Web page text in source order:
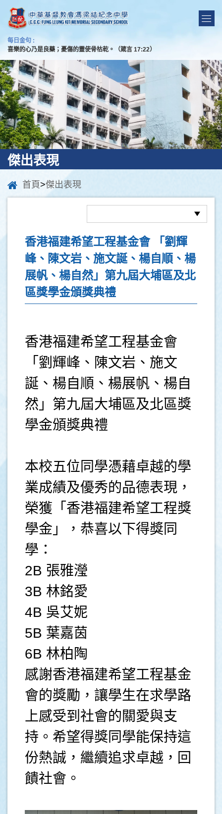
每日金句 :
喜樂的心乃是良藥；憂傷的靈使骨枯乾。（箴言 17:22）
傑出表現
首頁>傑出表現
香港福建希望工程基金會 「劉輝
峰、陳文岩、施文誕、楊自順、楊
展帆、楊自然」第九屆大埔區及北
區獎學金頒獎典禮
香港福建希望工程基金會
「劉輝峰、陳文岩、施文
誕、楊自順、楊展帆、楊自
然」第九屆大埔區及北區獎
學金頒獎典禮
本校五位同學憑藉卓越的學
業成績及優秀的品德表現，
榮獲「香港福建希望工程獎
學金」，恭喜以下得獎同
學：
2B 張雅瀅
3B 林銘愛
4B 吳艾妮
5B 葉嘉茵
6B 林柏陶
感謝香港福建希望工程基金
會的獎勵，讓學生在求學路
上感受到社會的關愛與支
持。希望得獎同學能保持這
份熱誠，繼續追求卓越，回
饋社會。